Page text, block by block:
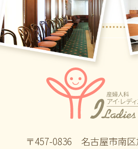
〒457-0836 名古屋市南